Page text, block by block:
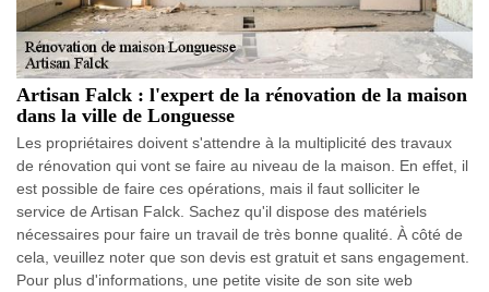
Artisan Falck : l'expert de la rénovation de la maison
dans la ville de Longuesse
Les propriétaires doivent s'attendre à la multiplicité des travaux
de rénovation qui vont se faire au niveau de la maison. En effet, il
est possible de faire ces opérations, mais il faut solliciter le
service de Artisan Falck. Sachez qu'il dispose des matériels
nécessaires pour faire un travail de très bonne qualité. À côté de
cela, veuillez noter que son devis est gratuit et sans engagement.
Pour plus d'informations, une petite visite de son site web